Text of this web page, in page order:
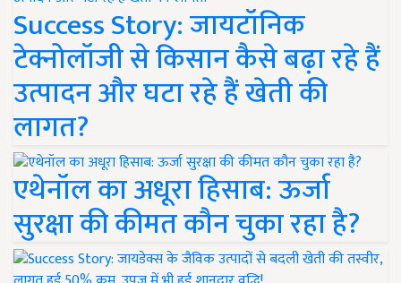
Success Story: जायटॉनिक
टेक्नोलॉजी से किसान कैसे बढ़ा रहे हैं
उत्पादन और घटा रहे हैं खेती की
लागत?
एथेनॉल का अधूरा हिसाब: ऊर्जा
सुरक्षा की कीमत कौन चुका रहा है?